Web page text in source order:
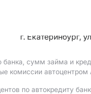
г. Екатеринбург,
банка, сумм займа и
комиссии
по автокредиту